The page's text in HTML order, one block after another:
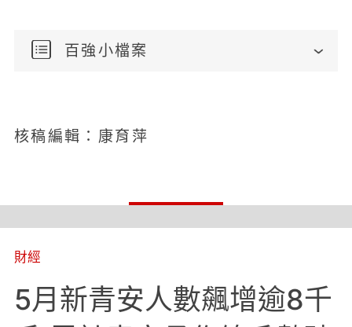
百強小檔案
核稿編輯：康育萍
財經
5月新青安人數飆增逾8千